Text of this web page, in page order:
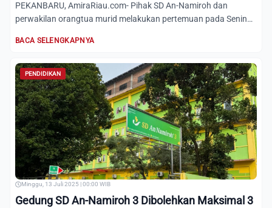
PEKANBARU, AmiraRiau.com- Pihak SD An-Namiroh dan
perwakilan orangtua murid melakukan pertemuan pada Senin
BACA SELENGKAPNYA
PENDIDIKAN
Minggu, 13 Juli 2025 | 00:00 WIB
Gedung SD An-Namiroh 3 Dibolehkan Maksimal 3